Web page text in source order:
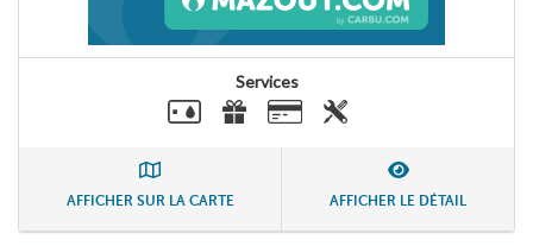
Services
AFFICHER SUR LA CARTE AFFICHER LE DÉTAIL